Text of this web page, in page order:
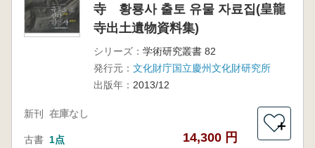
寺 황룡사 출토 유물 자료집(皇龍
寺出土遺物資料集)
シリーズ： 学術研究叢書 82
発行元： 文化財庁国立慶州文化財研究所
出版年： 2013/12
新刊 在庫なし
古書 1点 14,300 円
＋